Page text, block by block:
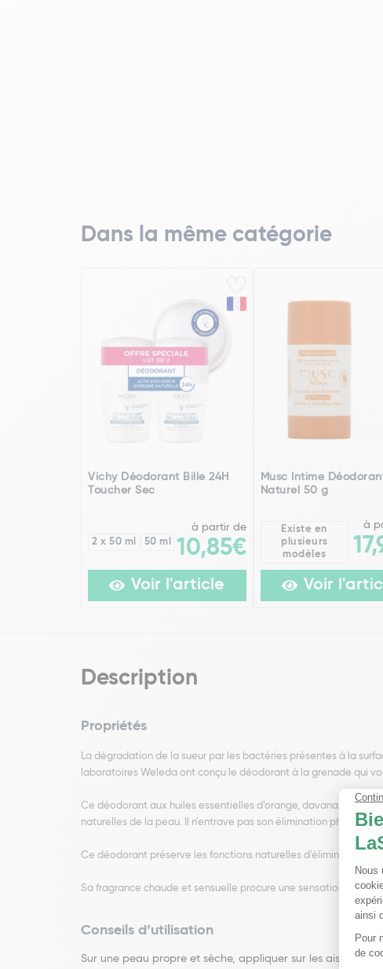
Dans la même catégorie
Vichy Déodorant Bille 24H
Toucher Sec
2 x 50 ml 50 ml
à partir de
10,85€
Voir l'article
Musc Intime
Naturel 50 g
Existe en
plusieurs
modèles
à
Voir
Description
Propriétés
La dégradation de la sueur par les bactéries présentes à la
laboratoires Weleda ont conçu le déodorant à la grenade qui
Ce déodorant aux huiles essentielles d’orange, davana et de
naturelles de la peau. Il n'entrave pas son élimination
Ce déodorant préserve les fonctions naturelles d'élimination de
Sa fragrance chaude et sensuelle procure une sensation de
Conseils d’utilisation
Sur une peau propre et sèche, appliquer sur les aisselles.